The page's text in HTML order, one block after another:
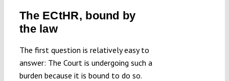
The ECtHR, bound by
the law
The first question is relatively easy to
answer: The Court is undergoing such a
burden because it is bound to do so.